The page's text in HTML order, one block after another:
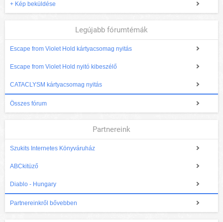
+ Kép beküldése
Legújabb fórumtémák
Escape from Violet Hold kártyacsomag nyitás
Escape from Violet Hold nyitó kibeszélő
CATACLYSM kártyacsomag nyitás
Összes fórum
Partnereink
Szukits Internetes Könyváruház
ABCkitüző
Diablo - Hungary
Partnereinkről bővebben